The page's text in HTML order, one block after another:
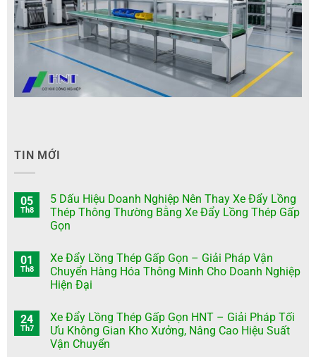
TIN MỚI
05
Th8
5 Dấu Hiệu Doanh Nghiệp Nên Thay Xe Đẩy Lồng
Thép Thông Thường Bằng Xe Đẩy Lồng Thép Gấp
Gọn
01
Th8
Xe Đẩy Lồng Thép Gấp Gọn – Giải Pháp Vận
Chuyển Hàng Hóa Thông Minh Cho Doanh Nghiệp
Hiện Đại
24
Th7
Xe Đẩy Lồng Thép Gấp Gọn HNT – Giải Pháp Tối
Ưu Không Gian Kho Xưởng, Nâng Cao Hiệu Suất
Vận Chuyển